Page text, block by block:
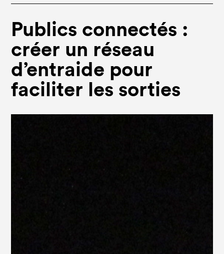
Publics connectés :
créer un réseau
d’entraide pour
faciliter les sorties